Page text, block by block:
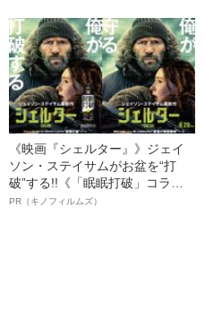
《映画『シェルター』》ジェイ
ソン・ステイサムがお盆を“打
破”する!!《「眠眠打破」コラ
ボ》
PR（キノフィルムズ）